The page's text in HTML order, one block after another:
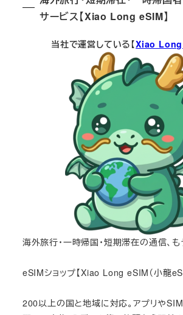
サービス【Xiao Long eSIM】
当社で運営している【Xiao Long
海外旅行・一時帰国・短期滞在の通信、も
eSIMショップ【Xiao Long eSIM（小龍
200以上の国と地域に対応。アプリや